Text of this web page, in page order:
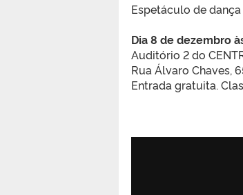
Espetáculo de
Dia 8 de dezembro
Auditório 2 do
Rua Álvaro Chaves,
Entrada gratuita.